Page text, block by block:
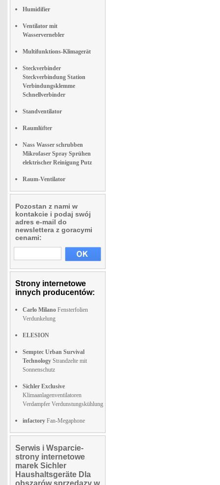
Humidifier
Ventilator mit
Wasservernebler
Multifunktions-Klimagerät
Steckverbinder
Steckverbindung Station
Verbindungsklemme
Schnellverbinder
Standventilator
Raumlüfter
Nass Wasser schrubben
Mikrofaser Spray Sprühen
elektrischer Reinigung Putz
Raum-Ventilator
Pozostan z nami w
kontakcie i podaj swój
adres e-mail do
newslettera z goracymi
cenami:
Strony internetowe
innych producentów:
Carlo Milano Fensterfolien
Verdunkelung
ELESION
Semptec Urban Survival
Technology Strandzelte mit
Sonnenschutz
Sichler Exclusive
Klimaanlagenventilatoren
Verdampfer Verdunstungskühlung
infactory Fan-Megaphone
Serwis i Wsparcie-
strony internetowe
marek Sichler
Haushaltsgeräte Dla
obszarów sprzedazy w